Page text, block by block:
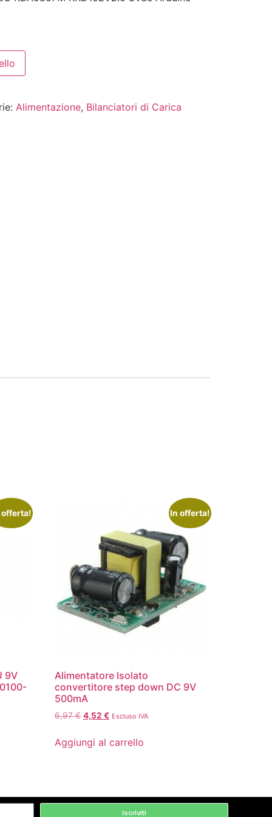
Alimentazione, Bilanciatori di Carica
offerta!
9V
In offerta!
Alimentatore Isolato
convertitore step down DC 9V
500mA
6,97€ 4,52€ Escluso IVA
Aggiungi al carrello
Iscriviti